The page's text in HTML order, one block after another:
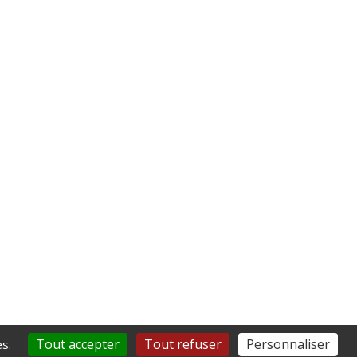
Tout accepter Tout refuser Personnaliser